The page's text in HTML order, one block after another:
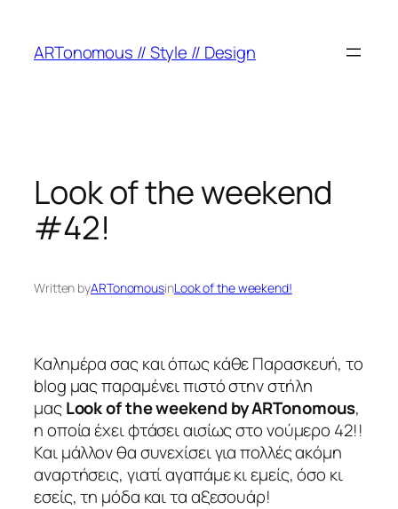
ARTonomous // Style // Design
Look of the weekend
#42!
Written byARTonomousinLook of the weekend!
Καλημέρα σας και όπως κάθε Παρασκευή, το
blog μας παραμένει πιστό στην στήλη
μαςLook of the weekend by ARTonomous,
η οποία έχει φτάσει αισίως στο νούμερο 42!!
Και μάλλον θα συνεχίσει για πολλές ακόμη
αναρτήσεις, γιατί αγαπάμε κι εμείς, όσο κι
εσείς, τη μόδα και τα αξεσουάρ!